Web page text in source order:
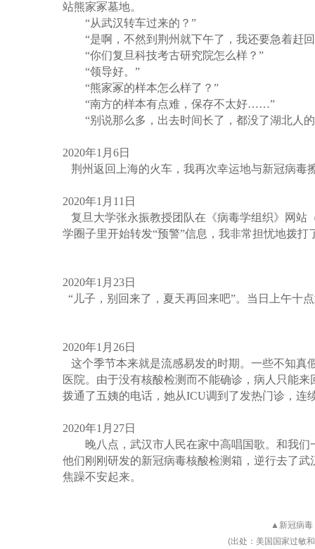
站熊家冢墓地。
“从武汉转车过来的？ ”
“是啊，不然到荆州就下午了，我还要急着赶
“你们复旦科技考古研究院怎么样？ ”
“领导好。 ”
“熊家冢的样本怎么样了？ ”
“南方的样本有点难，保存不太好……”
“别说那么多，出去时间长了，都没了湖北人
2020年1 月 6日
荆州返回上海的火车，我再次幸运地与新冠病毒
2020年1 月 11 日
复旦大学张永振教授团队在《病毒学组织》网站
学圈子里开始转发“预警”信息，我非常担忧地拨打
2020年1 月 23日
“ 儿子，别回来了，夏天再回来吧”。当日上午十
2020年1 月 26日
这个季节本来就是流感易发的时期。一些不知真
医院。由于没有核酸检测而不能确诊，病人只能
拨通了五姨的电话，她从ICU调到了发热门诊，连
2020年1 月 27日
晚八点，武汉市人民在家中高唱国歌。和我
他们刚刚研发的新冠病毒核酸检测箱，逆行去了
焦躁不安起来。
▲ 新冠病毒
(出处：美国国家过敏